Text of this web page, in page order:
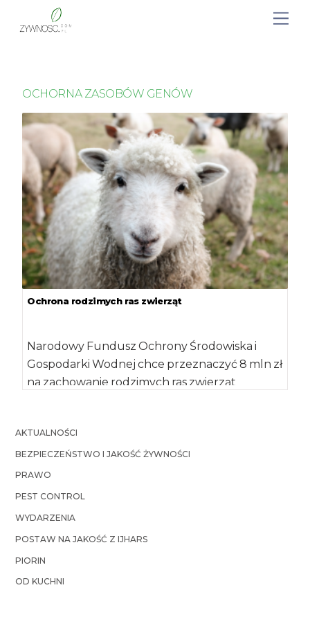
OCHORNA ZASOBÓW GENÓW
Ochrona rodzimych ras zwierząt
Narodowy Fundusz Ochrony Środowiska i
Gospodarki Wodnej chce przeznaczyć 8 mln zł
na zachowanie rodzimych ras zwierząt
AKTUALNOŚCI
BEZPIECZEŃSTWO I JAKOŚĆ ŻYWNOŚCI
PRAWO
PEST CONTROL
WYDARZENIA
POSTAW NA JAKOŚĆ Z IJHARS
PIORIN
OD KUCHNI